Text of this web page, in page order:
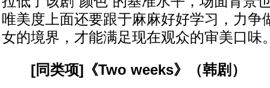
唯美度上面还要跟于麻麻好好学习，力争
女的境界，才能满足现在观众的审美口味
[同类项]《Two weeks》（韩剧）